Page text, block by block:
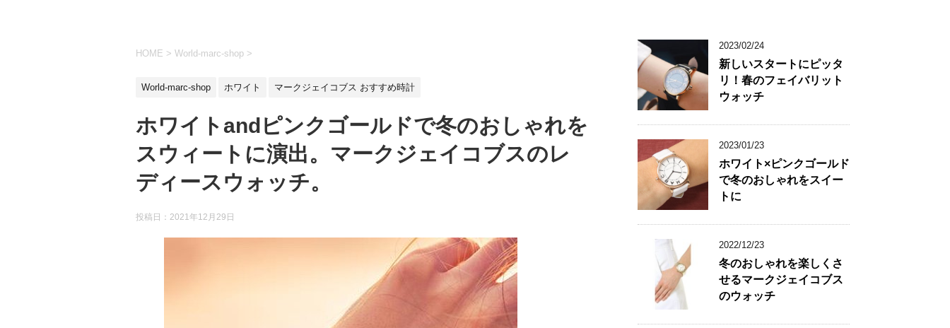
HOME > World-marc-shop >
World-marc-shop ホワイト マークジェイコブス おすすめ時計
ホワイトandピンクゴールドで冬のおしゃれを
スウィートに演出。マークジェイコブスのレ
ディースウォッチ。
投稿日： 2021年12月29日
2023/02/24
新しいスタートにピッタ
リ！春のフェイバリット
ウォッチ
2023/01/23
ホワイト×ピンクゴールド
で冬のおしゃれをスイー
トに
2022/12/23
冬のおしゃれを楽しくさ
せるマークジェイコブス
のウォッチ